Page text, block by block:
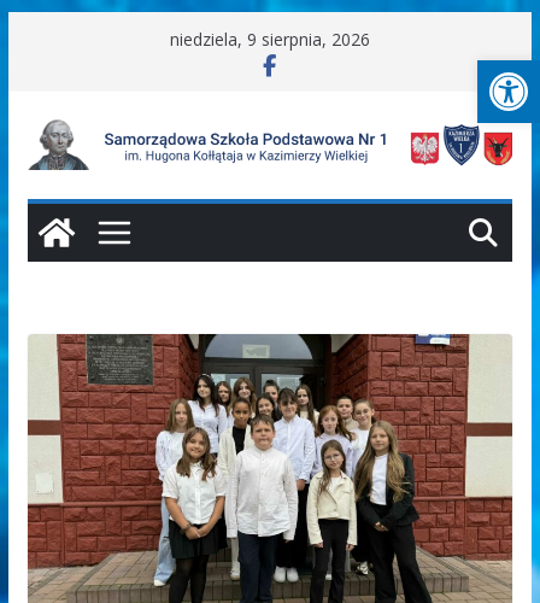
niedziela, 9 sierpnia, 2026